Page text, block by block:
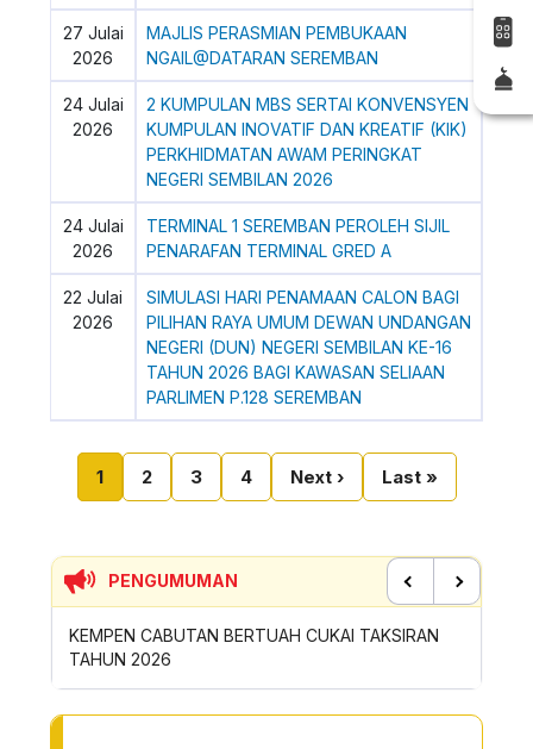
27 Julai
2026
MAJLIS PERASMIAN PEMBUKAAN
NGAIL@DATARAN SEREMBAN
24 Julai
2026
2 KUMPULAN MBS SERTAI KONVENSYEN
KUMPULAN INOVATIF DAN KREATIF (KIK)
PERKHIDMATAN AWAM PERINGKAT
NEGERI SEMBILAN 2026
24 Julai
2026
TERMINAL 1 SEREMBAN PEROLEH SIJIL
PENARAFAN TERMINAL GRED A
22 Julai
2026
SIMULASI HARI PENAMAAN CALON BAGI
PILIHAN RAYA UMUM DEWAN UNDANGAN
NEGERI (DUN) NEGERI SEMBILAN KE-16
TAHUN 2026 BAGI KAWASAN SELIAAN
PARLIMEN P.128 SEREMBAN
Pagination
Current page
1 Page
2 Page
3 Page
4 Next page
Next › Last page
Last »
PENGUMUMAN
TAKSIRAN
SUMBANGAN INSENTIF AKTIVITI GOTONG-
ROYONG MBS TAHUN 2026